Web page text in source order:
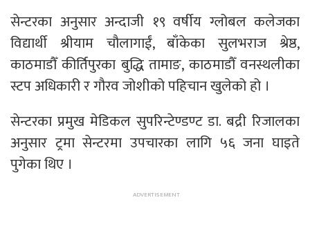
सेन्टरका अनुसार अन्दाजी १९ वर्षीय ग्लोबल कलेजका
विद्यार्थी श्रीयाम चौलागाईं, बाँकेका सुलभराज श्रेष्ठ,
काठमाडौँ कीर्तिपुरका बुद्धि तामाङ, काठमाडौँ वनस्थलीका
स्टप अधिकारी र गौरव जोशीको पहिचान खुलेको हो ।
सेन्टरका प्रमुख मेडिकल सुपरिन्टेण्डण्ट डा. बद्री रिजालका
अनुसार ट्रमा सेन्टरमा उपचारका लागि ५६ जना घाइते
पुगेका थिए ।